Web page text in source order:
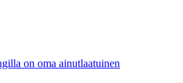
on oma ainutlaatuinen